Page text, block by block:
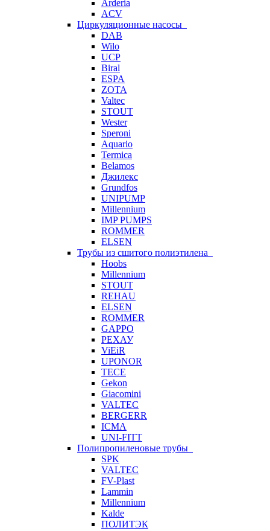
Arderia
ACV
Циркуляционные насосы
DAB
Wilo
UCP
Biral
ESPA
ZOTA
Valtec
STOUT
Wester
Speroni
Aquario
Termica
Belamos
Джилекс
Grundfos
UNIPUMP
Millennium
IMP PUMPS
ROMMER
ELSEN
Трубы из сшитого полиэтилена
Hoobs
Millennium
STOUT
REHAU
ELSEN
ROMMER
GAPPO
РЕХАУ
ViEiR
UPONOR
TECE
Gekon
Giacomini
VALTEC
BERGERR
ICMA
UNI-FITT
Полипропиленовые трубы
SPK
VALTEC
FV-Plast
Lammin
Millennium
Kalde
ПОЛИТЭК